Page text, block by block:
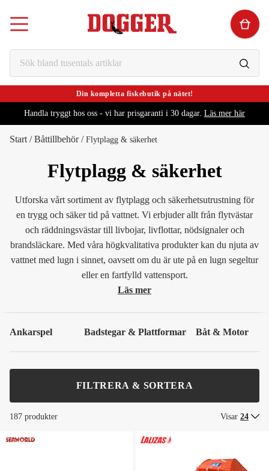
Din kompletta fiskebutik på nätet!
Handla tryggt hos oss - vi har prisgaranti i 30 dagar. Läs mer här
Start /Båttillbehör/ Flytplagg & säkerhet
Flytplagg & säkerhet
Utforska vårt sortiment av flytplagg och säkerhetsutrustning för
en trygg och säker tid på vattnet. Vi erbjuder allt från flytvästar
och räddningsvästar till livbojar, livflottar, nödsignaler och
brandsläckare. Med våra högkvalitativa produkter kan du njuta av
vattnet med lugn i sinnet, oavsett om du är ute på en lugn segeltur
eller en fartfylld vattensport.
Läs mer
Ankarspel Badstegar & Plattformar Båt & Motor
FILTRERA & SORTERA
187 produkter Visar 24